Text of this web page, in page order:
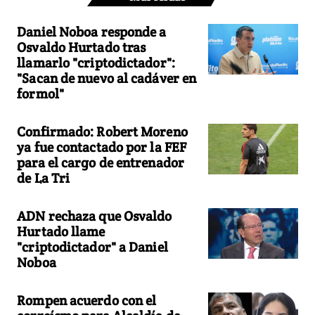
Daniel Noboa responde a
Osvaldo Hurtado tras
llamarlo "criptodictador":
"Sacan de nuevo al cadáver en
formol"
Confirmado: Robert Moreno
ya fue contactado por la FEF
para el cargo de entrenador
de La Tri
ADN rechaza que Osvaldo
Hurtado llame
"criptodictador" a Daniel
Noboa
Rompen acuerdo con el